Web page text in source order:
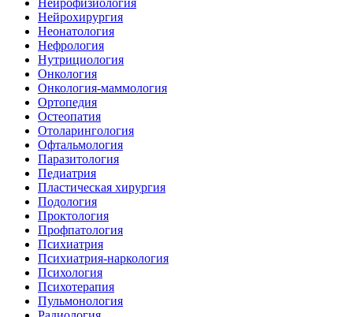
Нейрохирургия
Неонатология
Нефрология
Нутрициология
Онкология
Онкология-маммология
Ортопедия
Остеопатия
Отоларингология
Офтальмология
Паразитология
Педиатрия
Пластическая хирургия
Подология
Проктология
Профпатология
Психиатрия
Психиатрия-наркология
Психология
Психотерапия
Пульмонология